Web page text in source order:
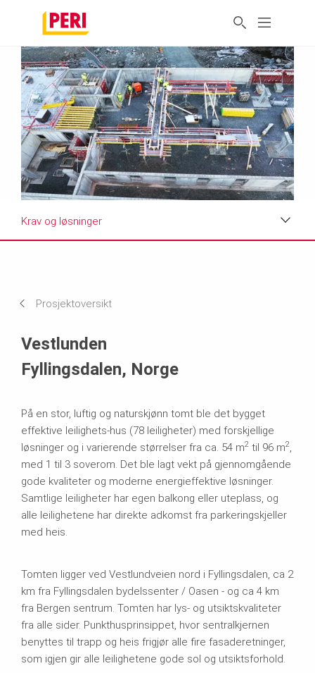
Krav og løsninger
Prosjektoversikt
Vestlunden
Fyllingsdalen, Norge
På en stor, luftig og naturskjønn tomt ble det bygget
effektive leilighets-hus (78 leiligheter) med forskjellige
løsninger og i varierende størrelser fra ca. 54 m2 til 96 m2,
med 1 til 3 soverom. Det ble lagt vekt på gjennomgående
gode kvaliteter og moderne energieffektive løsninger.
Samtlige leiligheter har egen balkong eller uteplass, og
alle leilighetene har direkte adkomst fra parkeringskjeller
med heis.
Tomten ligger ved Vestlundveien nord i Fyllingsdalen, ca 2
km fra Fyllingsdalen bydelssenter / Oasen - og ca 4 km
fra Bergen sentrum. Tomten har lys- og utsiktskvaliteter
fra alle sider. Punkthusprinsippet, hvor sentralkjernen
benyttes til trapp og heis frigjør alle fire fasaderetninger,
som igjen gir alle leilighetene gode sol og utsiktsforhold.